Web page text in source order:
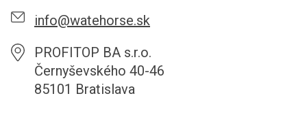
info@watehorse.sk
PROFITOP BA s.r.o.
Černyševského 40-46
85101 Bratislava